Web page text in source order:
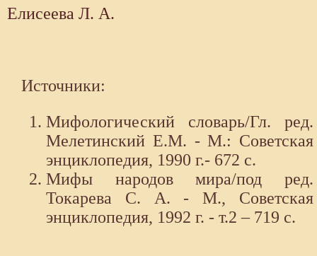
Елисеева Л. А.
Источники:
Мифологический словарь/Гл. ред.
Мелетинский Е.М. - М.: Советская
энциклопедия, 1990 г.- 672 с.
Мифы народов мира/под ред.
Токарева С. А. - М., Советская
энциклопедия, 1992 г. - т.2 – 719 с.